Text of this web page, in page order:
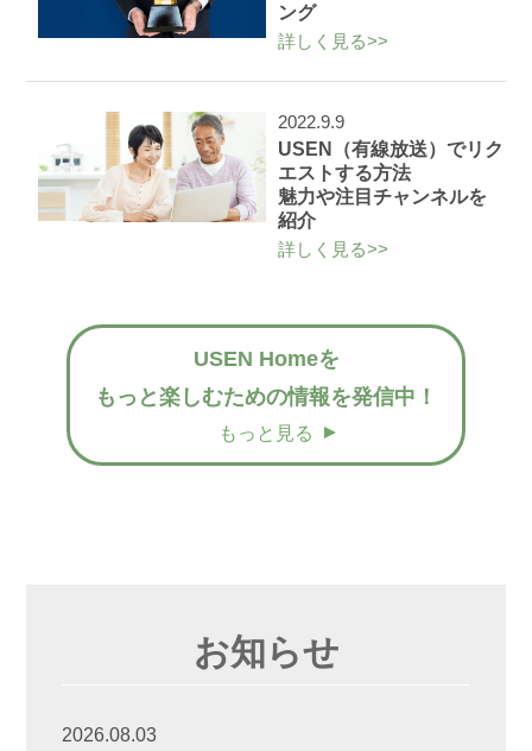
ング
詳しく見る>>
2022.9.9
USEN（有線放送）でリク
エストする方法
魅力や注目チャンネルを
紹介
詳しく見る>>
USEN Homeを
もっと楽しむための情報を発信中！
もっと見る
お知らせ
2026.08.03